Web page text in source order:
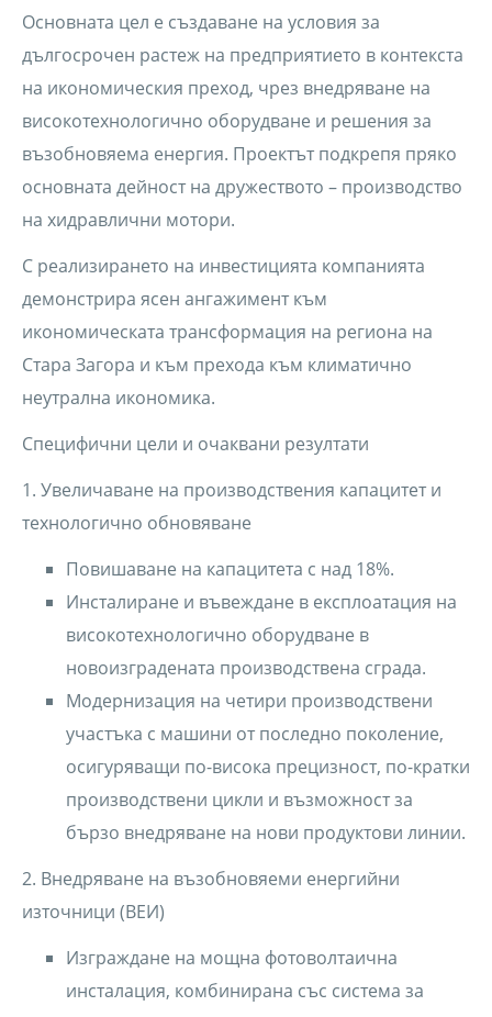
Основната цел е създаване на условия за
дългосрочен растеж на предприятието в контекста
на икономическия преход, чрез внедряване на
високотехнологично оборудване и решения за
възобновяема енергия. Проектът подкрепя пряко
основната дейност на дружеството – производство
на хидравлични мотори.
С реализирането на инвестицията компанията
демонстрира ясен ангажимент към
икономическата трансформация на региона на
Стара Загора и към прехода към климатично
неутрална икономика.
Специфични цели и очаквани резултати
1. Увеличаване на производствения капацитет и
технологично обновяване
Повишаване на капацитета с над 18%.
Инсталиране и въвеждане в експлоатация на
високотехнологично оборудване в
новоизградената производствена сграда.
Модернизация на четири производствени
участъка с машини от последно поколение,
осигуряващи по-висока прецизност, по-кратки
производствени цикли и възможност за
бързо внедряване на нови продуктови линии.
2. Внедряване на възобновяеми енергийни
източници (ВЕИ)
Изграждане на мощна фотоволтаична
инсталация, комбинирана със система за